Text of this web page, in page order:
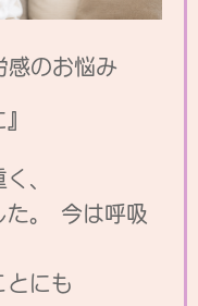
のお悩み
、
た。 今は呼吸
とにも